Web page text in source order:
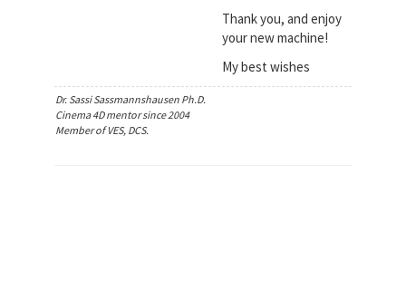
Thank you, and enjoy
your new machine!
My best wishes
Dr. Sassi Sassmannshausen Ph.D.
Cinema 4D mentor since 2004
Member of VES, DCS.